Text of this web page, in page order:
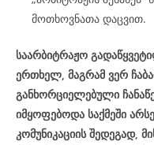
მოთხოვნათა დაცვით.
საარბიტრაჟო
ერთხელ, მაგრამ ვერ
განხორციელებული
იმყოფებოდა საქმეში
კომუნიკაციის შედეგად,